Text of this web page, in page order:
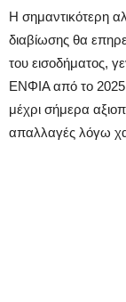
Η σημαντικότερη
διαβίωσης θα
του εισοδήματος,
ΕΝΦΙΑ από το 2025
μέχρι σήμερα
απαλλαγές λόγω